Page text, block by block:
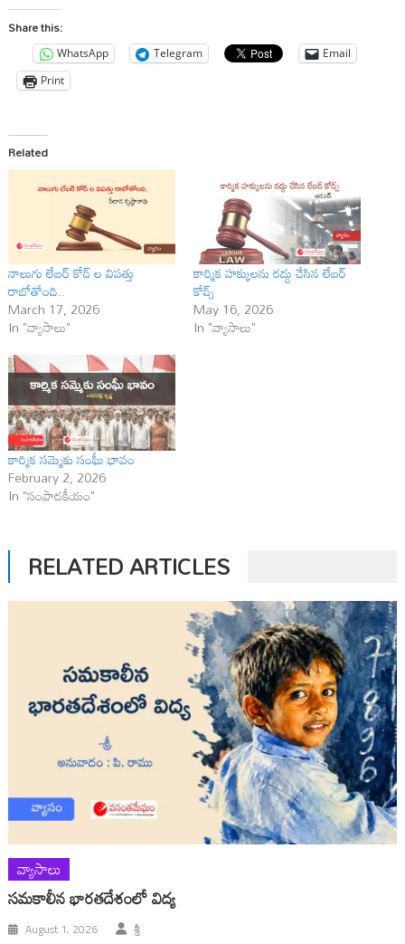
Share this:
WhatsApp Telegram
Email
Print
Related
నాలుగు లేబర్ కోడ్ ల విప‌త్తు
రాబోతోంది..
March 17, 2026
In "వ్యాసాలు"
కార్మిక హక్కులను రద్దు చేసిన లేబర్
కోడ్స్
May 16, 2026
In "వ్యాసాలు"
కార్మిక సమ్మెకు సంఘీ భావం
February 2, 2026
In "సంపాదకీయం"
RELATED ARTICLES
వ్యాసాలు
సమకాలీన భారతదేశంలో విద్య
August 1, 2026 శ్రీ